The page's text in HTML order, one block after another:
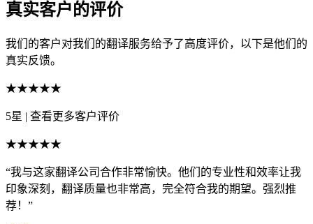
真实客户的评价
我们的客户对我们的翻译服务给予了高度评价，以下是他们的
真实反馈。
★★★★★
5星 | 查看更多客户评价
★★★★★
“我与这家翻译公司合作非常愉快。他们的专业性和效率让我
印象深刻，翻译质量也非常高，完全符合我的期望。强烈推
荐！”